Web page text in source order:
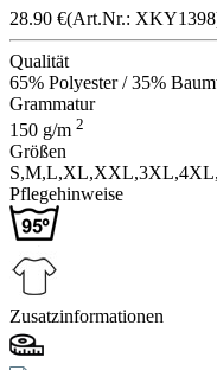
28.90 €(Art.Nr.: XKY139
Qualität
65% Polyester / 35%
Grammatur
150 g/m 2
Größen
S,M,L,XL,XXL,3XL,4XL,
Pflegehinweise
Zusatzinformationen